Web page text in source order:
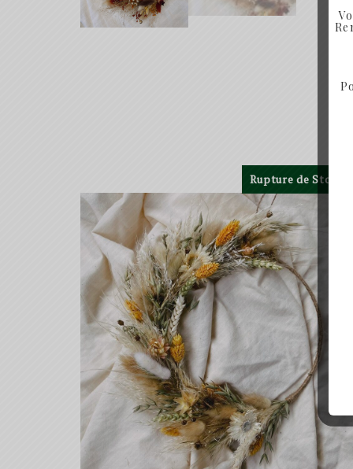
Rupture de Stock